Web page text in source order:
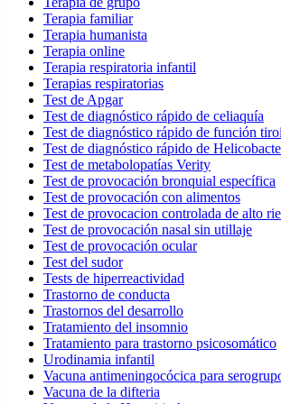
Terapia familiar
Terapia humanista
Terapia online
Terapia respiratoria infantil
Terapias respiratorias
Test de Apgar
Test de diagnóstico rápido de celiaquía
Test de diagnóstico rápido de función
Test de diagnóstico rápido de
Test de metabolopatías Verity
Test de provocación bronquial específica
Test de provocación con alimentos
Test de provocacion controlada de alto
Test de provocación nasal sin utillaje
Test de provocación ocular
Test del sudor
Tests de hiperreactividad
Trastorno de conducta
Trastornos del desarrollo
Tratamiento del insomnio
Tratamiento para trastorno psicosomático
Urodinamia infantil
Vacuna antimeningocócica para
Vacuna de la difteria